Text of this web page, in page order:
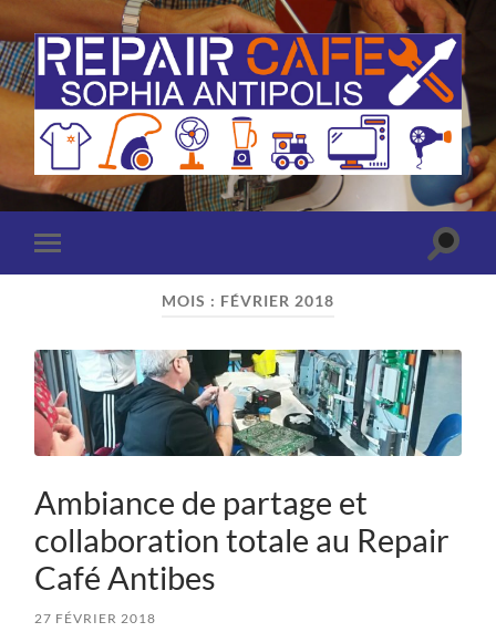
Repair
Café
Sophia
mobile
Toggle
MOIS : FÉVRIER 2018
Ambiance de partage et
collaboration totale au Repair
Café Antibes
27 FÉVRIER 2018